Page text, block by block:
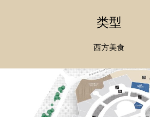
类型
西方美食